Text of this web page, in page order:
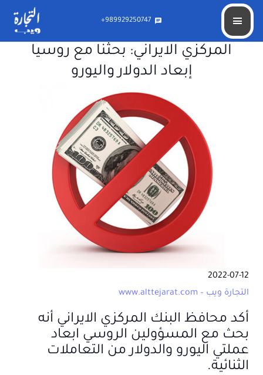
chat
989929250747+
المركزي الايراني: بحثنا مع روسيا
إبعاد الدولار واليورو
2022-07-12
التجارة ويب – www.alttejarat.com
أكد محافظ البنك المركزي الايراني أنه
بحث مع المسؤولين الروسي ابعاد
عملتي اليورو والدولار من التعاملات
الثنائية.